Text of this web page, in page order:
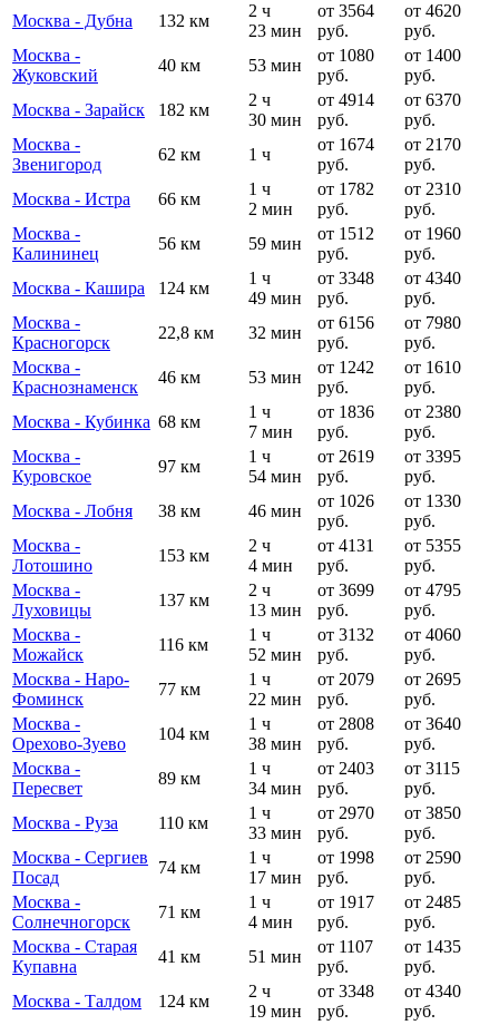
Москва - Дубна
132 км
2 ч
23 мин
от 3564
руб.
от 4620
руб.
Москва -
Жуковский
40 км 53 мин
от 1080
руб.
от 1400
руб.
Москва - Зарайск
182 км
2 ч
30 мин
от 4914
руб.
от 6370
руб.
Москва -
Звенигород
62 км 1 ч
от 1674
руб.
от 2170
руб.
Москва - Истра
66 км
1 ч
2 мин
от 1782
руб.
от 2310
руб.
Москва -
Калининец
56 км 59 мин
от 1512
руб.
от 1960
руб.
Москва - Кашира
124 км
1 ч
49 мин
от 3348
руб.
от 4340
руб.
Москва -
Красногорск
22,8 км 32 мин
от 6156
руб.
от 7980
руб.
Москва -
Краснознаменск
46 км 53 мин
от 1242
руб.
от 1610
руб.
Москва - Кубинка 68 км
1 ч
7 мин
от 1836
руб.
от 2380
руб.
Москва -
Куровское
97 км
1 ч
54 мин
от 2619
руб.
от 3395
руб.
Москва - Лобня
38 км 46 мин
от 1026
руб.
от 1330
руб.
Москва -
Лотошино
153 км
2 ч
4 мин
от 4131
руб.
от 5355
руб.
Москва -
Луховицы
137 км
2 ч
13 мин
от 3699
руб.
от 4795
руб.
Москва -
Можайск
116 км
1 ч
52 мин
от 3132
руб.
от 4060
руб.
Москва - Наро-
Фоминск
77 км
1 ч
22 мин
от 2079
руб.
от 2695
руб.
Москва -
Орехово-Зуево
104 км
1 ч
38 мин
от 2808
руб.
от 3640
руб.
Москва -
Пересвет
89 км
1 ч
34 мин
от 2403
руб.
от 3115
руб.
Москва - Руза
110 км
1 ч
33 мин
от 2970
руб.
от 3850
руб.
Москва - Сергиев
Посад
74 км
1 ч
17 мин
от 1998
руб.
от 2590
руб.
Москва -
Солнечногорск
71 км
1 ч
4 мин
от 1917
руб.
от 2485
руб.
Москва - Старая
Купавна
41 км 51 мин
от 1107
руб.
от 1435
руб.
Москва - Талдом
124 км
2 ч
19 мин
от 3348
руб.
от 4340
руб.